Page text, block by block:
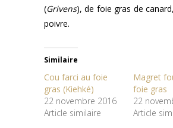
(Grivens), de foie gras de
poivre.
Similaire
Cou farci au foie
gras (Kiehké)
22 novembre 2016
Article similaire
Magret
foie gras
22
Article